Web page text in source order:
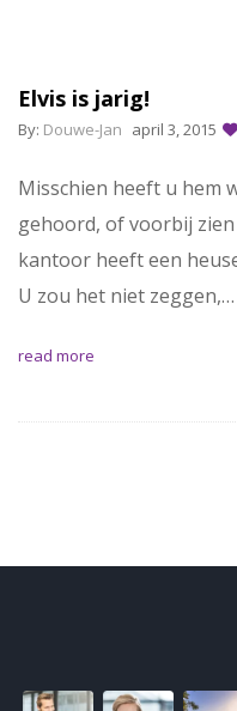
Elvis is jarig!
By: Douwe-Jan april 3, 2015
Misschien heeft u hem
gehoord, of voorbij
kantoor heeft een
U zou het niet zeggen,…
read more